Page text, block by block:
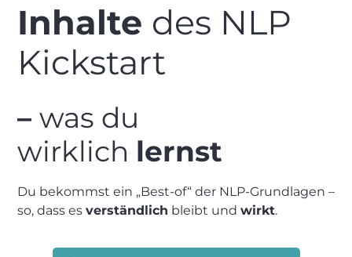
Inhalte des NLP
Kickstart
– was du
wirklich lernst
Du bekommst ein „Best-of“ der NLP-Grundlagen –
so, dass es verständlich bleibt und wirkt.